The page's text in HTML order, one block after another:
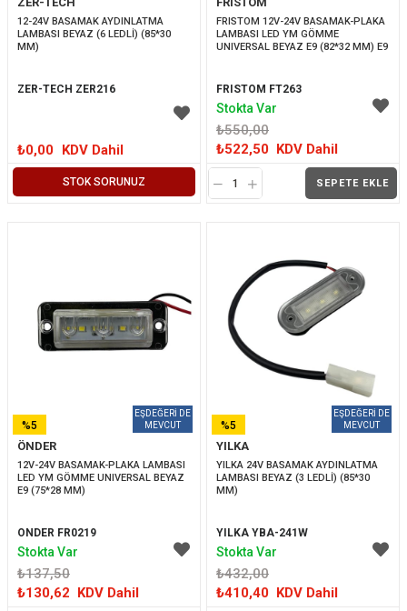
STOK SORUNUZ
12-24V BASAMAK AYDINLATMA
LAMBASI BEYAZ (6 LEDLİ) (85*30
MM)
ZER-TECH ZER216
₺0,00 KDV Dahil
FRISTOM 12V-24V BASAMAK-PLAKA
LAMBASI LED YM GÖMME
UNIVERSAL BEYAZ E9 (82*32 MM) E9
FRISTOM FT263
₺550,00
₺522,50 KDV Dahil
SEPETE EKLE
İNDIRIM
Stokta Var
ÖNDER
12V-24V BASAMAK-PLAKA LAMBASI
LED YM GÖMME UNIVERSAL BEYAZ
E9 (75*28 MM)
ONDER FR0219
₺137,50
₺130,62 KDV Dahil
%5
İNDIRIM
Stokta Var
YILKA
YILKA 24V BASAMAK AYDINLATMA
LAMBASI BEYAZ (3 LEDLİ) (85*30
MM)
YILKA YBA-241W
₺432,00
₺410,40 KDV Dahil
%5
İNDIRIM
Stokta Var